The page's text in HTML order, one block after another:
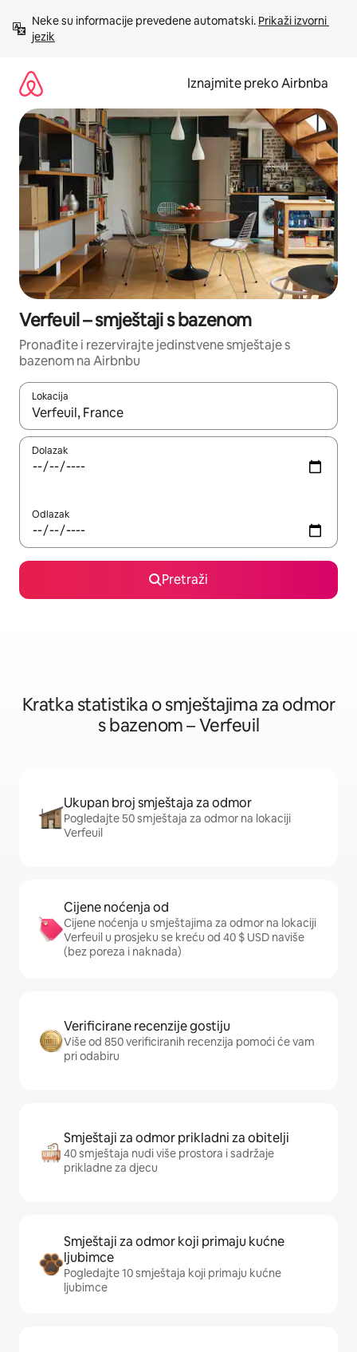
sadržaj
Neke su informacije prevedene automatski. Prikaži izvorni
jezik
Iznajmite preko Airbnba
Verfeuil – smještaji s bazenom
Pronađite i rezervirajte jedinstvene smještaje s
bazenom na Airbnbu
Lokacija
Kada budu dostupni rezultati, moći ćete ih pregledati
Dolazak
Odlazak
Pretraži
Kratka statistika o smještajima za odmor
s bazenom – Verfeuil
Ukupan broj smještaja za odmor
Pogledajte 50 smještaja za odmor na lokaciji
Verfeuil
Cijene noćenja od
Cijene noćenja u smještajima za odmor na lokaciji
Verfeuil u prosjeku se kreću od 40 $ USD naviše
(bez poreza i naknada)
Verificirane recenzije gostiju
Više od 850 verificiranih recenzija pomoći će vam
pri odabiru
Smještaji za odmor prikladni za obitelji
40 smještaja nudi više prostora i sadržaje
prikladne za djecu
Smještaji za odmor koji primaju kućne
ljubimce
Pogledajte 10 smještaja koji primaju kućne
ljubimce